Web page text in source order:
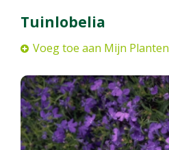
Tuinlobelia
Voeg toe aan Mijn Planten